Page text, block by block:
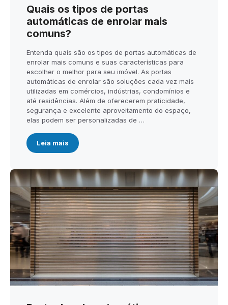
Quais os tipos de portas
automáticas de enrolar mais
comuns?
Entenda quais são os tipos de portas automáticas de
enrolar mais comuns e suas características para
escolher o melhor para seu imóvel. As portas
automáticas de enrolar são soluções cada vez mais
utilizadas em comércios, indústrias, condomínios e
até residências. Além de oferecerem praticidade,
segurança e excelente aproveitamento do espaço,
elas podem ser personalizadas de …
Leia mais